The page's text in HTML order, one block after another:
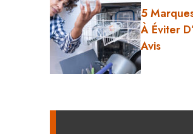
5
À Éviter
Avis